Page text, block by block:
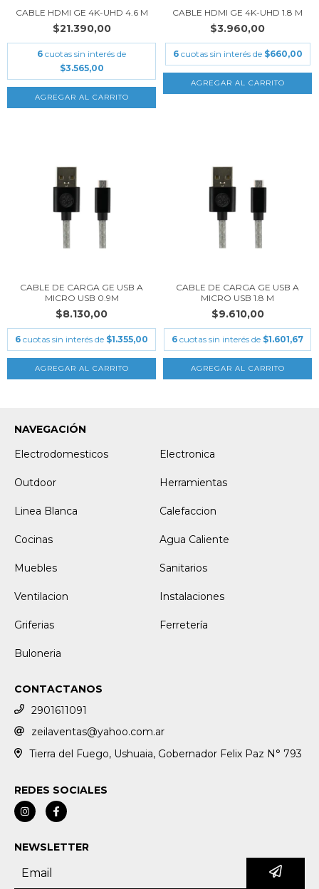
CABLE HDMI GE 4K-UHD 4.6 M
$21.390,00
6 cuotas sin interés de
$3.565,00
CABLE HDMI GE 4K-UHD 1.8 M
$3.960,00
6 cuotas sin interés de $660,00
CABLE DE CARGA GE USB A
MICRO USB 0.9M
$8.130,00
6 cuotas sin interés de $1.355,00
CABLE DE CARGA GE USB A
MICRO USB 1.8 M
$9.610,00
6 cuotas sin interés de $1.601,67
NAVEGACIÓN
Electrodomesticos
Electronica
Outdoor Herramientas
Linea Blanca Calefaccion
Cocinas Agua Caliente
Muebles Sanitarios
Ventilacion Instalaciones
Griferias Ferretería
Buloneria
CONTACTANOS
2901611091
zeilaventas@yahoo.com.ar
Tierra del Fuego, Ushuaia, Gobernador Felix Paz N° 793
REDES SOCIALES
NEWSLETTER